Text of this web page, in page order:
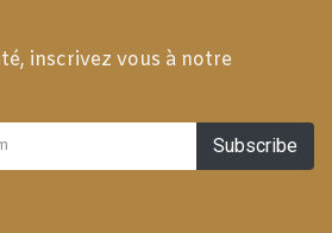
inscrivez vous à notre
Subscribe